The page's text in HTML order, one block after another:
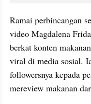
Ramai perbincangan
video Magdalena
berkat konten
viral di media sosial.
followersnya kepada
mereview makanan